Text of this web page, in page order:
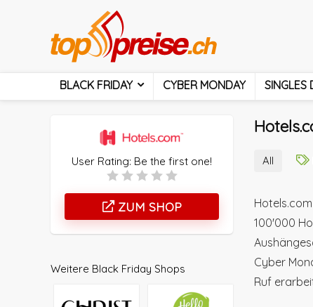
BLACK FRIDAY CYBER MONDAY SINGLES
User Rating: Be the first one!
ZUM SHOP
All
100'000
Cyber
Ruf
Weitere Black Friday Shops